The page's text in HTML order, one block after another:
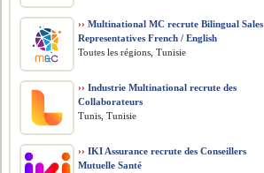
›› Multinational MC recrute Bilingual Sales
Representatives French / English
Toutes les régions, Tunisie
›› Industrie Multinational recrute des
Collaborateurs
Tunis, Tunisie
›› IKI Assurance recrute des Conseillers
Mutuelle Santé